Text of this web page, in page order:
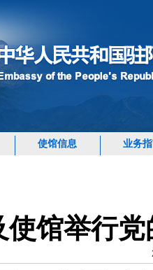
使馆信息 业务
使馆举行